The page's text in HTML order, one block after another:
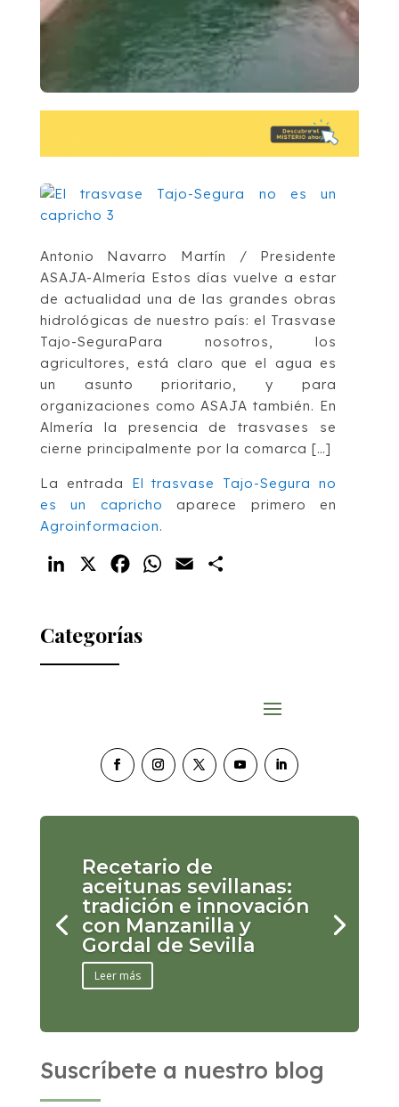
Antonio Navarro Martín / Presidente
ASAJA-Almería Estos días vuelve a estar
de actualidad una de las grandes obras
hidrológicas de nuestro país: el Trasvase
Tajo-SeguraPara nosotros, los
agricultores, está claro que el agua es
un asunto prioritario, y para
organizaciones como ASAJA también. En
Almería la presencia de trasvases se
cierne principalmente por la comarca […]
La entrada El trasvase Tajo-Segura no
es un capricho aparece primero en
Agroinformacion.
LinkedIn FacebookWhatsApp
Email
Categorías
Recetario de
aceitunas sevillanas:
tradición e innovación
con Manzanilla y
Gordal de Sevilla
Leer más
Suscríbete a nuestro blog